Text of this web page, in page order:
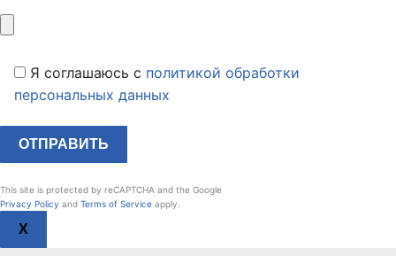
Я соглашаюсь c политикой обработки
персональных данных
This site is protected by reCAPTCHA and the Google
Privacy Policy and Terms of Service apply.
X